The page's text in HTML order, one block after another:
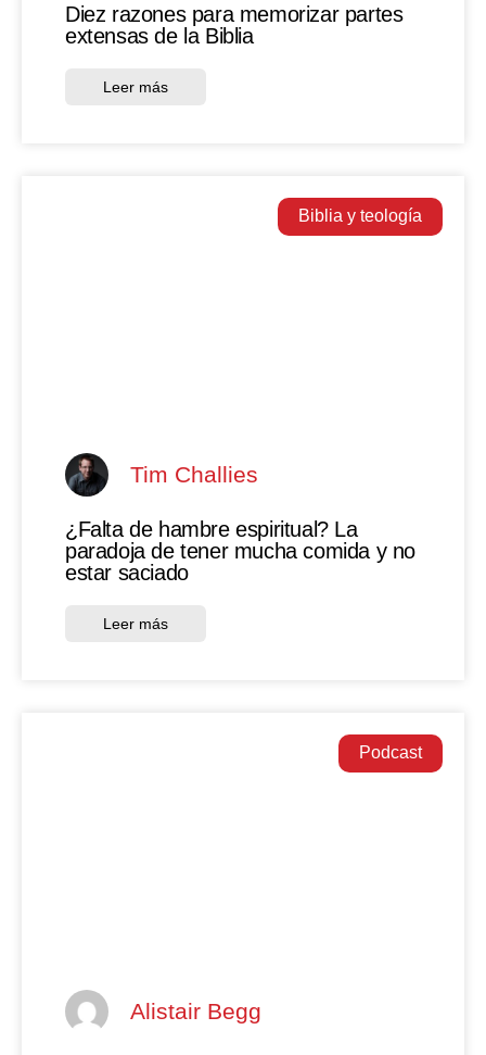
Diez razones para memorizar partes
extensas de la Biblia
Leer más
Biblia y teología
Tim Challies
¿Falta de hambre espiritual? La
paradoja de tener mucha comida y no
estar saciado
Leer más
Podcast
Alistair Begg